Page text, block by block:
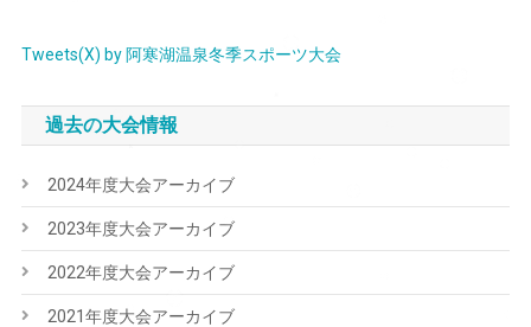
ン
Tweets(X) by 阿寒湖温泉冬季スポーツ大会
過去の大会情報
2024年度大会アーカイブ
2023年度大会アーカイブ
2022年度大会アーカイブ
2021年度大会アーカイブ